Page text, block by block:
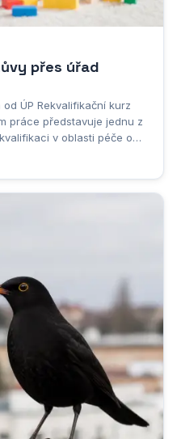
přes úřad
ÚP Rekvalifikační kurz
práce představuje jednu z
v oblasti péče o
snížené náklady.